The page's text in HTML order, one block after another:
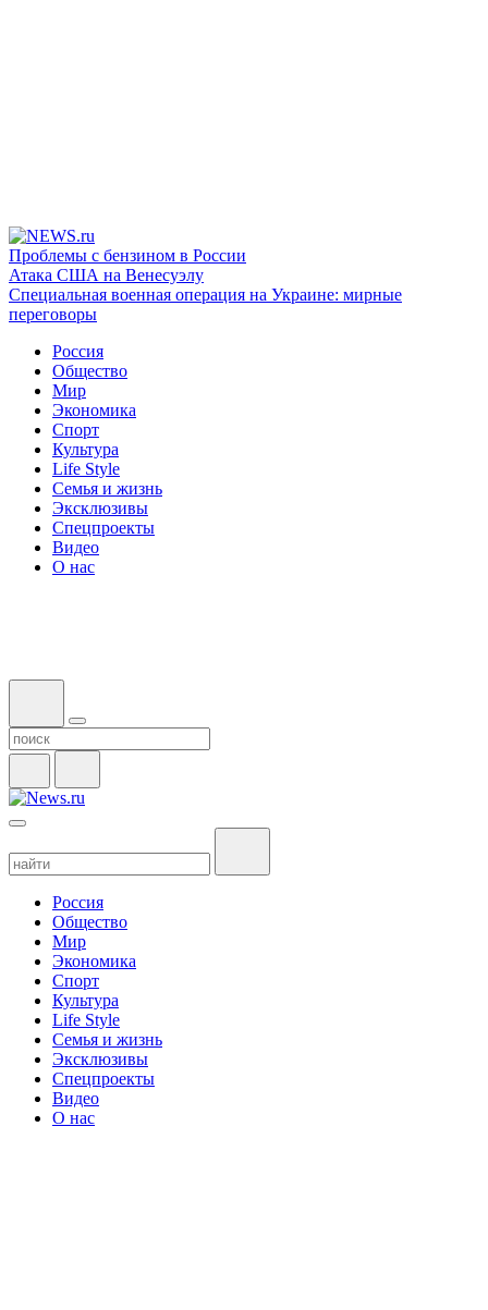
Проблемы с бензином в России
Атака США на Венесуэлу
Специальная военная операция на Украине: мирные
переговоры
Россия
Общество
Мир
Экономика
Спорт
Культура
Life Style
Семья и жизнь
Эксклюзивы
Спецпроекты
Видео
О нас
Россия
Общество
Мир
Экономика
Спорт
Культура
Life Style
Семья и жизнь
Эксклюзивы
Спецпроекты
Видео
О нас